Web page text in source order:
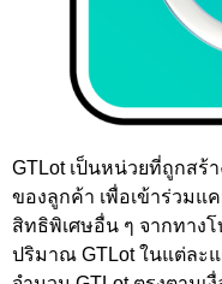
GTLot เป็นหน่วยที่ถูกสร้
ของลูกค้า เพื่อเข้าร่วมแ
สิทธิพิเศษอื่น ๆ จากทางโ
ปริมาณ GTLot ในแต่ละ